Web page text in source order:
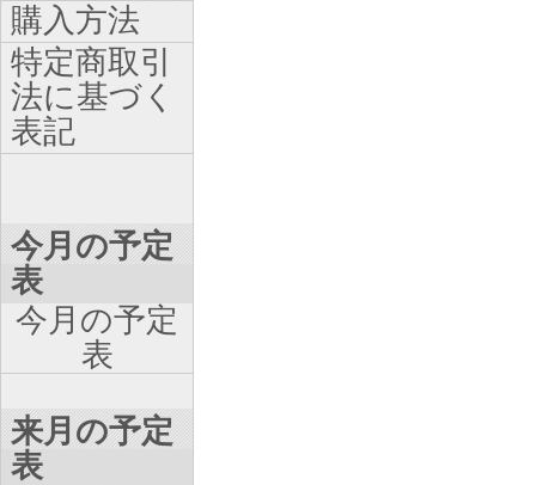
購入方法
特定商取引
法に基づく
表記
今月の予定
表
今月の予定
表
来月の予定
表